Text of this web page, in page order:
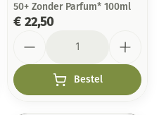
50+ Zonder Parfum* 100ml
€ 22,50
Bestel